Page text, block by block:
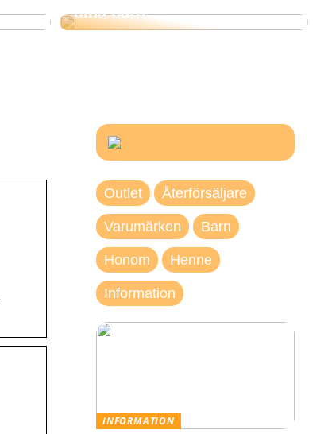
dina barn
Outlet Återförsäljare
Varumärken Barn
Honom Henne
Information
INFORMATION